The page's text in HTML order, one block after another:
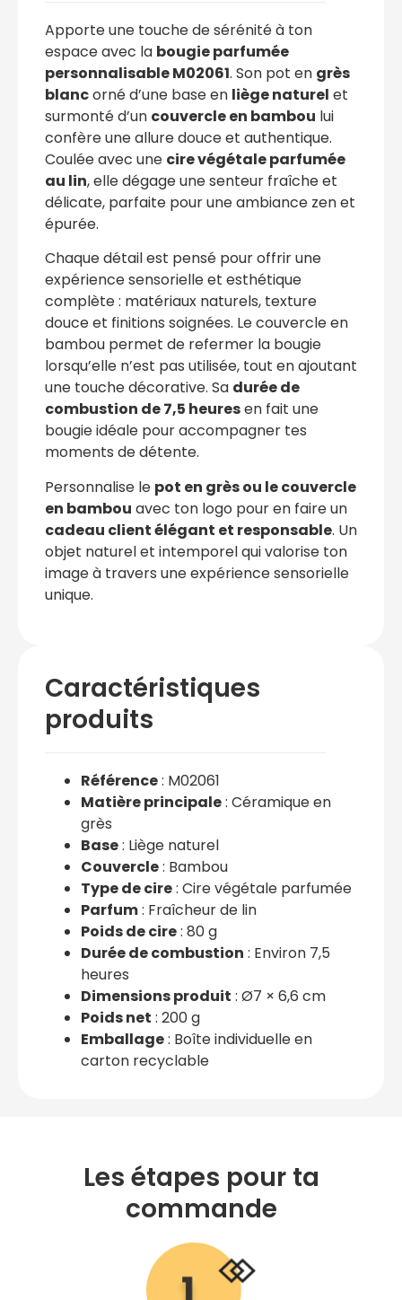
Apporte une touche de sérénité à ton
espace avec la bougie parfumée
personnalisable M02061. Son pot en grès
blancorné d’une base en liège naturel et
surmonté d’un couvercle en bambou lui
confère une allure douce et authentique.
Coulée avec une cire végétale parfumée
au lin, elle dégage une senteur fraîche et
délicate, parfaite pour une ambiance zen et
épurée.
Chaque détail est pensé pour offrir une
expérience sensorielle et esthétique
complète : matériaux naturels, texture
douce et finitions soignées. Le couvercle en
bambou permet de refermer la bougie
lorsqu’elle n’est pas utilisée, tout en ajoutant
une touche décorative. Sa durée de
combustion de 7,5 heuresen fait une
bougie idéale pour accompagner tes
moments de détente.
Personnalise le pot en grès ou le couvercle
en bambou avec ton logo pour en faire un
cadeau client élégant et responsable. Un
objet naturel et intemporel qui valorise ton
image à travers une expérience sensorielle
unique.
Caractéristiques
produits
Référence: M02061
Matière principale: Céramique en
grès
Base: Liège naturel
Couvercle: Bambou
Type de cire: Cire végétale parfumée
Parfum: Fraîcheur de lin
Poids de cire: 80 g
Durée de combustion : Environ 7,5
heures
Dimensions produit : Ø7 × 6,6 cm
Poids net : 200 g
Emballage: Boîte individuelle en
carton recyclable
Les étapes pour ta
commande